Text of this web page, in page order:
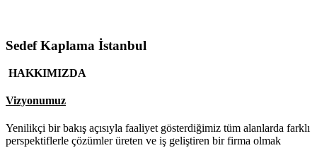
Sedef Kaplama İstanbul
HAKKIMIZDA
Vizyonumuz
Yenilikçi bir bakış açısıyla faaliyet gösterdiğimiz tüm alanlarda farklı
perspektiflerle çözümler üreten ve iş geliştiren bir firma olmak